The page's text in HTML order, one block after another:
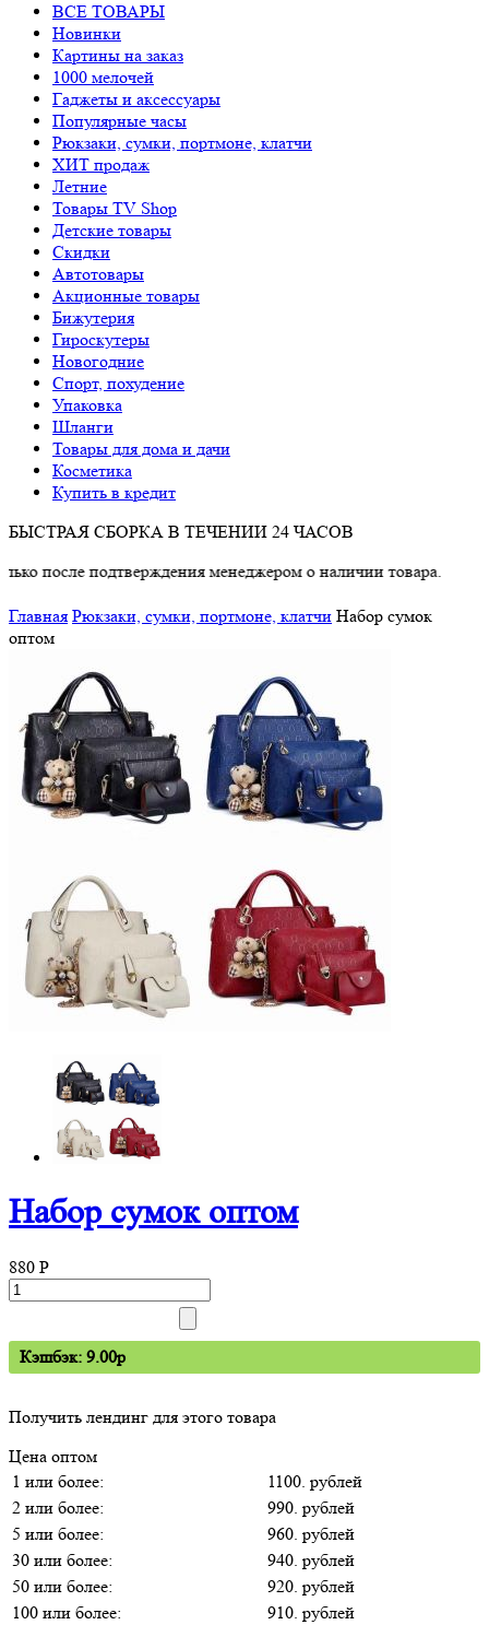
ВСЕ ТОВАРЫ
Новинки
Картины на заказ
1000 мелочей
Гаджеты и аксессуары
Популярные часы
Рюкзаки, сумки, портмоне, клатчи
ХИТ продаж
Летние
Товары TV Shop
Детские товары
Cкидки
Автотовары
Акционные товары
Бижутерия
Гироскутеры
Новогодние
Спорт, похудение
Упаковка
Шланги
Товары для дома и дачи
Косметика
Купить в кредит
БЫСТРАЯ СБОРКА В ТЕЧЕНИИ 24 ЧАСОВ
подтверждения менеджером о наличии товара.
Главная Рюкзаки, сумки, портмоне, клатчи Набор сумок
оптом
Набор сумок оптом
880 P
Кэшбэк: 9.00p
Получить лендинг для этого товара
Цена оптом
1 или более:
1100. рублей
2 или более:
990. рублей
5 или более:
960. рублей
30 или более:
940. рублей
50 или более:
920. рублей
100 или более:
910. рублей